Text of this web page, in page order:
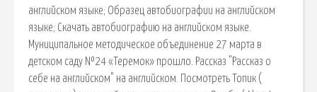
английском языке; Образец автобиографии на английском
языке; Скачать автобиографию на английском языке.
Муниципальное методическое объединение 27 марта в
детском саду №24 «Теремок» прошло. Рассказ "Рассказ о
себе на английском" на английском. Посмотреть Топик (